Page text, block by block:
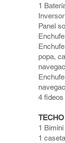
1
Panel
popa,
4
TECHO
1
1